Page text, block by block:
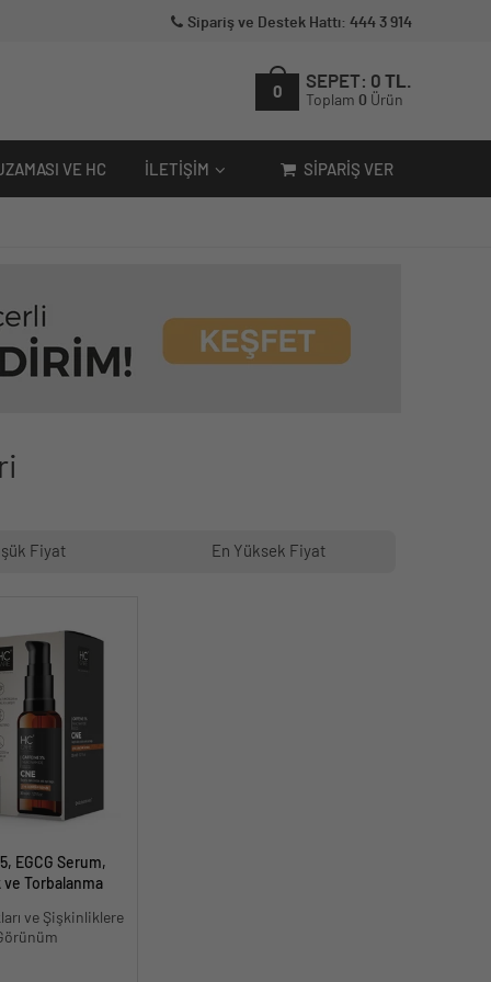
Sipariş ve Destek Hattı: 444 3 914
0
SEPET: 0 TL.
Toplam 0 Ürün
VE HC İLETIŞIM SIPARIŞ VER
Fiyat En Yüksek Fiyat
EGCG Serum,
ve Torbalanma
ve Şişkinliklere